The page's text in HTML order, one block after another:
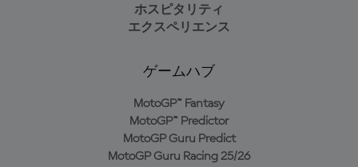
ホスピタリティ
エクスペリエンス
ゲームハブ
MotoGP™ Fantasy
MotoGP™ Predictor
MotoGP Guru Predict
MotoGP Guru Racing 25/26